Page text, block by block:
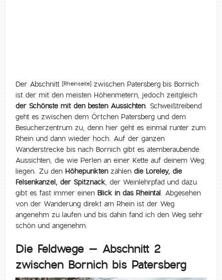
Der Abschnitt [Rheinseite] zwischen Patersberg bis Bornich
ist der mit den meisten Höhenmetern, jedoch zeitgleich
der Schönste mit den besten Aussichten. Schweißtreibend
geht es zwischen dem Örtchen Patersberg und dem
Besucherzentrum zu, denn hier geht es einmal runter zum
Rhein und dann wieder hoch. Auf der ganzen
Wanderstrecke bis nach Bornich gibt es atemberaubende
Aussichten, die wie Perlen an einer Kette auf deinem Weg
liegen. Zu den Höhepunktenzählendie Loreley, die
Felsenkanzel, der Spitznack, der Weinlehrpfad und dazu
gibt es fast immer einen Blick in das Rheintal. Abgesehen
von der Wanderung direkt am Rhein ist der Weg
angenehm zu laufen und bis dahin fand ich den Weg sehr
schön und angenehm.
Die Feldwege – Abschnitt 2
zwischen Bornich bis Patersberg